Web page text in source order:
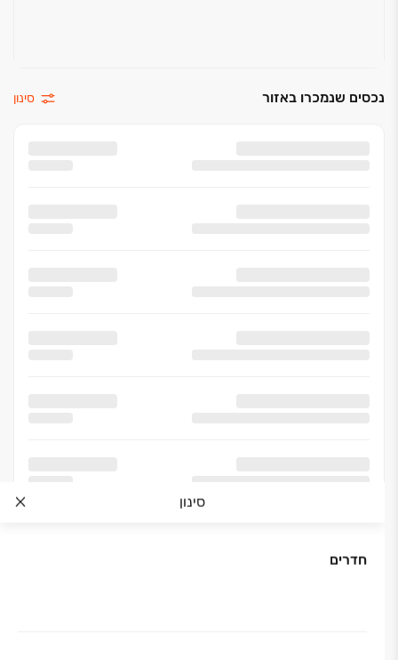
נכסים שנמכרו באזור סינון
סינון
חדרים